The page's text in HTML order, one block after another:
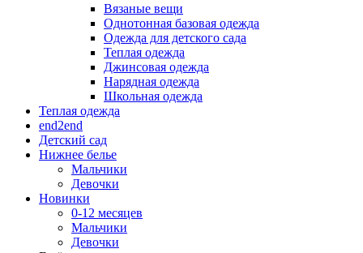
Вязаные вещи
Однотонная базовая одежда
Одежда для детского сада
Теплая одежда
Джинсовая одежда
Нарядная одежда
Школьная одежда
Теплая одежда
end2end
Детский сад
Нижнее белье
Мальчики
Девочки
Новинки
0-12 месяцев
Мальчики
Девочки